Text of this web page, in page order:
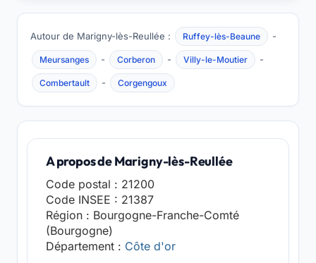
Autour de Marigny-lès-Reullée : Ruffey-lès-Beaune -
Meursanges - Corberon - Villy-le-Moutier -
Combertault - Corgengoux
A propos de Marigny-lès-Reullée
Code postal : 21200
Code INSEE : 21387
Région : Bourgogne-Franche-Comté
(Bourgogne)
Département : Côte d'or